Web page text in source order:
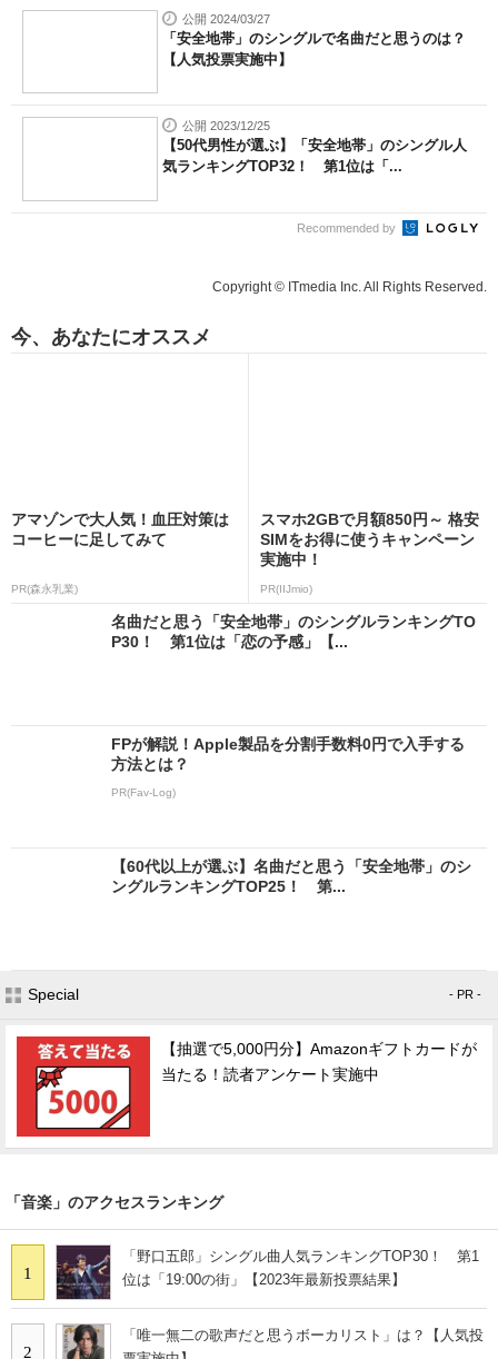
公開 2024/03/27
「安全地帯」のシングルで名曲だと思うのは？
【人気投票実施中】
公開 2023/12/25
【50代男性が選ぶ】「安全地帯」のシングル人
気ランキングTOP32！ 第1位は「...
Recommended by
Copyright © ITmedia Inc. All Rights Reserved.
今、あなたにオススメ
アマゾンで大人気！血圧対策は
コーヒーに足してみて
PR(森永乳業)
スマホ2GBで月額850円～ 格安
SIMをお得に使うキャンペーン
実施中！
PR(IIJmio)
名曲だと思う「安全地帯」のシングルランキングTO
P30！ 第1位は「恋の予感」【...
FPが解説！Apple製品を分割手数料0円で入手する
方法とは？
PR(Fav-Log)
【60代以上が選ぶ】名曲だと思う「安全地帯」のシ
ングルランキングTOP25！ 第...
Special - PR -
【抽選で5,000円分】Amazonギフトカードが
当たる！読者アンケート実施中
「音楽」のアクセスランキング
1
「野口五郎」シングル曲人気ランキングTOP30！ 第1
位は「19:00の街」【2023年最新投票結果】
2
「唯一無二の歌声だと思うボーカリスト」は？【人気投